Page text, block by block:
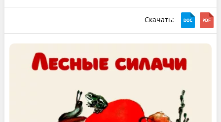
Скачать: